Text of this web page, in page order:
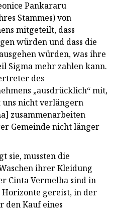
Pankararu
Stammes) von
mitgeteilt, dass
würden und dass die
würden, was ihre
Sigma mehr zahlen kann.
des
„ausdrücklich“ mit,
uns nicht verlängern
zusammenarbeiten
Gemeinde nicht länger
sie, mussten die
ihrer Kleidung
Cinta Vermelha sind in
Horizonte gereist, in der
den Kauf eines